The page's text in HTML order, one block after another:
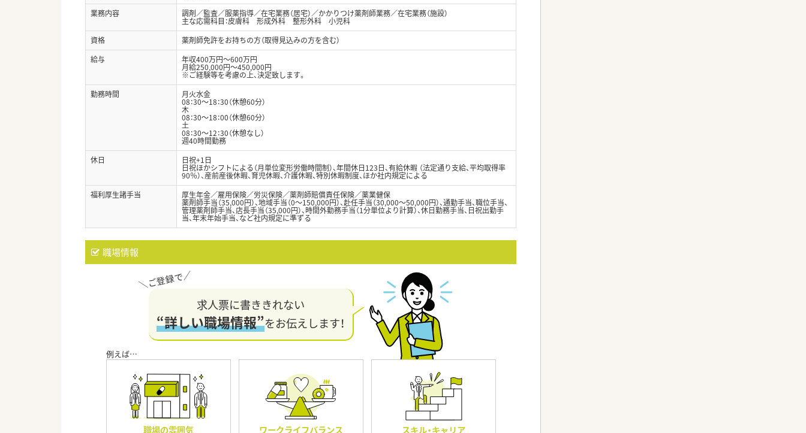
業務内容
調剤／監査／服薬指導／在宅業務（居宅）／かかりつけ薬剤師業務／在宅業務（施設）
主な応需科目：皮膚科 形成外科 整形外科 小児科
資格
薬剤師免許をお持ちの方（取得見込みの方を含む）
給与
年収400万円～600万円
月給250,000円～450,000円
※ご経験等を考慮の上、決定致します。
勤務時間
月火水金
08：30～18：30（休憩60分）
木
08：30～18：00（休憩60分）
土
08：30～12：30（休憩なし）
週40時間勤務
休日
日祝+1日
日祝ほかシフトによる（月単位変形労働時間制）、年間休日123日、有給休暇 （法定通り支給、平均取得率
90％）、産前産後休暇、育児休暇、介護休暇、特別休暇制度、ほか社内規定による
福利厚生諸手当
厚生年金／雇用保険／労災保険／薬剤師賠償責任保険／薬業健保
薬剤師手当（35,000円）、地域手当（0～150,000円）、赴任手当（30,000～50,000円）、通勤手当、職位手当、
管理薬剤師手当、店長手当（35,000円）、時間外勤務手当（1分単位より計算）、休日勤務手当、日祝出勤手
当、年末年始手当、など社内規定に準ずる
職場情報
求人票に書ききれない
“詳しい職場情報”をお伝えします！
職場の雰囲気 ワークライフバランス スキル・キャリア